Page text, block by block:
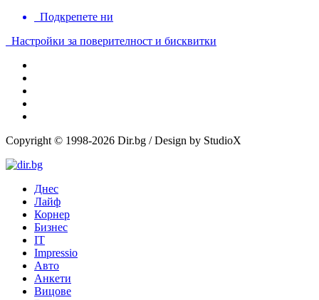
Подкрепете ни
Настройки за поверителност и бисквитки
Copyright © 1998-2026 Dir.bg / Design by StudioX
Днес
Лайф
Корнер
Бизнес
IT
Impressio
Авто
Анкети
Вицове